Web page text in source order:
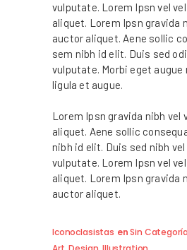
vulputate. Lorem Ipsn vel
aliquet. Lorem Ipsn gravida
auctor aliquet. Aene sollic
sem nibh id elit. Duis sed
vulputate. Morbi eget augue
ligula et augue.
Lorem Ipsn gravida nibh vel
aliquet. Aene sollic
nibh id elit. Duis sed nibh
vulputate. Lorem Ipsn vel
aliquet. Lorem Ipsn gravida
auctor aliquet.
Iconoclasistas enSin Categoría